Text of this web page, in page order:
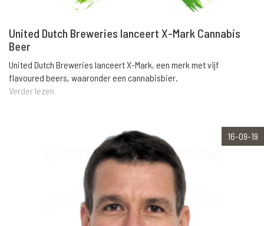
United Dutch Breweries lanceert X-Mark Cannabis
Beer
United Dutch Breweries lanceert X-Mark, een merk met vijf
flavoured beers, waaronder een cannabisbier.
Verder lezen
16-09-19